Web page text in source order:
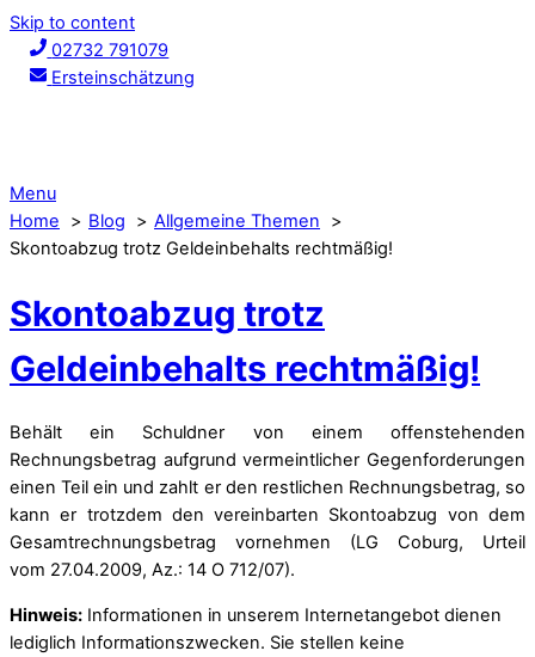
Skip to content
02732 791079
Ersteinschätzung
Menu
Home
Blog
Allgemeine Themen
Skontoabzug trotz Geldeinbehalts rechtmäßig!
Skontoabzug trotz
Geldeinbehalts rechtmäßig!
Behält ein Schuldner von einem offenstehenden
Rechnungsbetrag aufgrund vermeintlicher Gegenforderungen
einen Teil ein und zahlt er den restlichen Rechnungsbetrag, so
kann er trotzdem den vereinbarten Skontoabzug von dem
Gesamtrechnungsbetrag vornehmen (LG Coburg, Urteil
vom 27.04.2009, Az.: 14 O 712/07).
Hinweis: Informationen in unserem Internetangebot dienen
lediglich Informationszwecken. Sie stellen keine